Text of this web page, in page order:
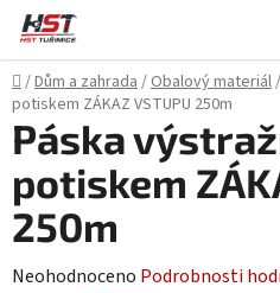
Přejít
obsah
Domů
/Dům a zahrada/Obalový materiál/
potiskem ZÁKAZ VSTUPU 250m
Páska
potiskem
250m
Průměrné
Neohodnoceno Podrobnosti